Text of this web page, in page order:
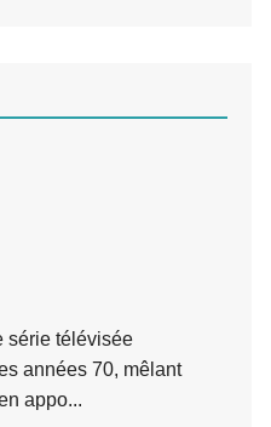
série télévisée
années 70, mêlant
appo...